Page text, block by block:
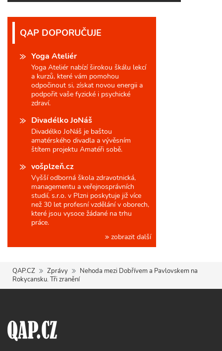
QAP DOPORUČUJE
Yoga Ateliér
Yoga Ateliér nabízí širokou škálu lekcí
a kurzů, které vám pomohou
odpočinout si, získat novou energii a
podpořit vaše fyzické i psychické
zdraví.
Divadélko JoNáš
Divadélko JoNáš je baštou
amatérského divadla a vývěsním
štítem projektu Amatéři sobě.
vošplzeň.cz
Vyšší odborná škola zdravotnická,
managementu a veřejnosprávních
studií, s.r.o. v Plzni poskytuje již více
než 30 let profesní vzdělání v oborech,
které jsou vysoce žádané na trhu
práce.
zobrazit další
QAP.CZ Zprávy
Nehoda mezi Dobřívem a Pavlovskem na
Rokycansku. Tři zranění